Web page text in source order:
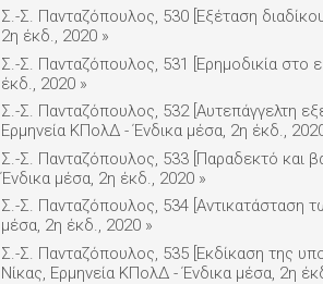
Σ.-Σ. Πανταζόπουλος, 530 [Εξέταση
2η έκδ., 2020 »
Σ.-Σ. Πανταζόπουλος, 531 [Ερημοδικία
έκδ., 2020 »
Σ.-Σ. Πανταζόπουλος, 532 [Αυτεπάγγελτη
Ερμηνεία ΚΠολΔ - Ένδικα μέσα, 2η έκδ.,
Σ.-Σ. Πανταζόπουλος, 533 [Παραδεκτό και
Ένδικα μέσα, 2η έκδ., 2020 »
Σ.-Σ. Πανταζόπουλος, 534 [Αντικατάσταση
μέσα, 2η έκδ., 2020 »
Σ.-Σ. Πανταζόπουλος, 535 [Εκδίκαση της
Νίκας, Ερμηνεία ΚΠολΔ - Ένδικα μέσα, 2η